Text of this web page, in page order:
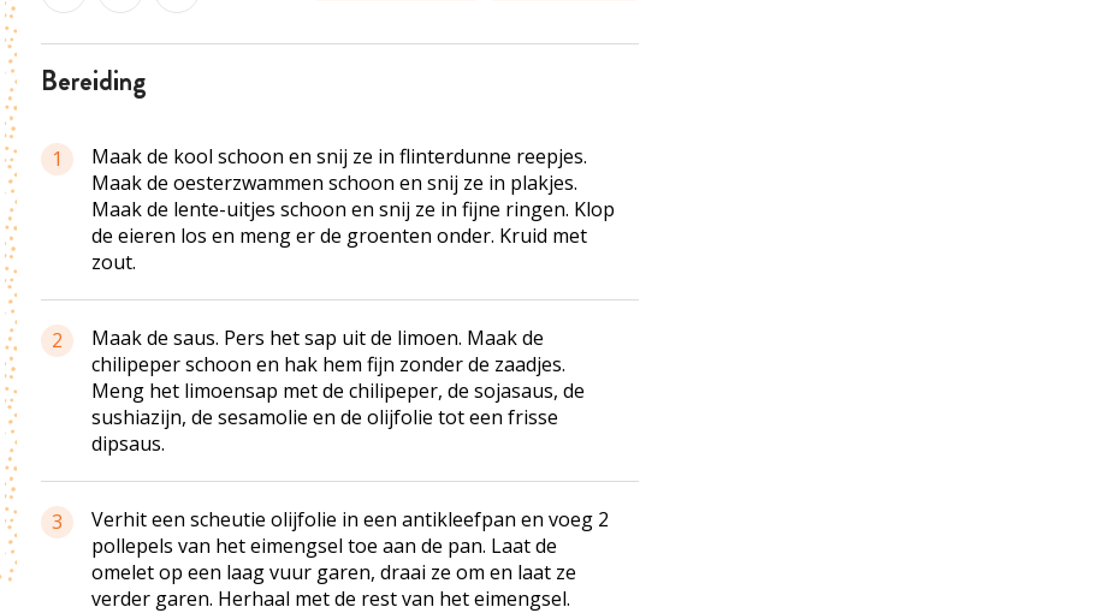
bereiding
1
Maak de kool schoon en snij ze in flinterdunne reepjes.
Maak de oesterzwammen schoon en snij ze in plakjes.
Maak de lente-uitjes schoon en snij ze in fijne ringen. Klop
de eieren los en meng er de groenten onder. Kruid met
zout.
2
Maak de saus. Pers het sap uit de limoen. Maak de
chilipeper schoon en hak hem fijn zonder de zaadjes.
Meng het limoensap met de chilipeper, de sojasaus, de
sushiazijn, de sesamolie en de olijfolie tot een frisse
dipsaus.
3
Verhit een scheutie olijfolie in een antikleefpan en voeg 2
pollepels van het eimengsel toe aan de pan. Laat de
omelet op een laag vuur garen, draai ze om en laat ze
verder garen. Herhaal met de rest van het eimengsel.